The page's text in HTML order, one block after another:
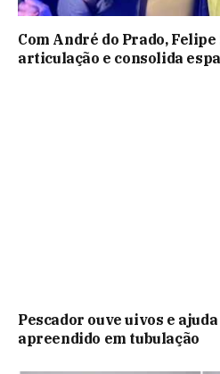
Com André do Prado,
articulação e consolida
Pescador ouve uivos e
apreendido em tubulação